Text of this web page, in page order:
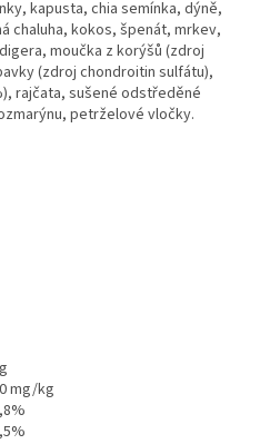
kapusta, chia semínka, dýně,
chaluha, kokos, špenát, mrkev,
moučka z korýšů (zdroj
(zdroj chondroitin sulfátu),
rajčata, sušené odstředěné
petrželové vločky.
mg/kg